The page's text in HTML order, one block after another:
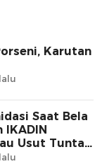
Karutan
Saat Bela
IKADIN
Usut Tuntas